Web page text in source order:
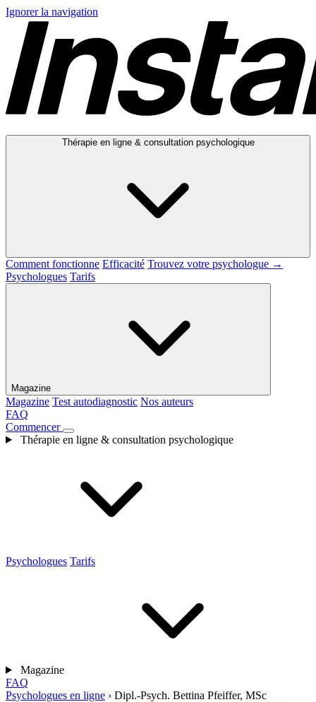
Ignorer la navigation
Thérapie en ligne & consultation psychologique
Comment fonctionne Efficacité Trouvez votre psychologue →
Psychologues Tarifs
Magazine
Magazine Test autodiagnostic Nos auteurs
FAQ
Commencer
Thérapie en ligne & consultation psychologique
Psychologues Tarifs
Magazine
FAQ
Psychologues en ligne › Dipl.-Psych. Bettina Pfeiffer, MSc